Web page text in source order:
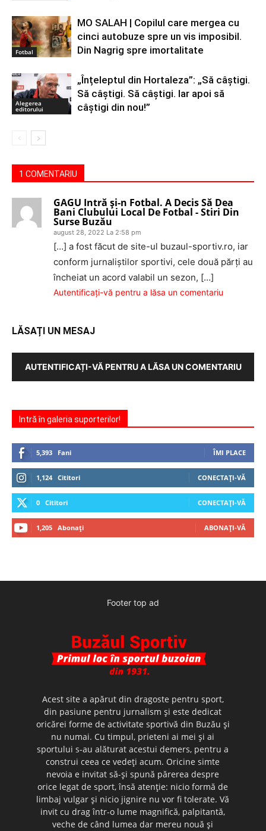
Fotbal
MO SALAH | Copilul care mergea cu
cinci autobuze spre un vis imposibil.
Din Nagrig spre imortalitate
Alegerea
editorului
„Înțeleptul din Hortaleza”: „Să câștigi.
Să câștigi. Să câștigi. Iar apoi să
câștigi din nou!”
1 COMENTARIU
GAGU Intră și-n Fotbal. A Decis Să Dea
Bani Clubului Local De Fotbal - Stiri Din
Surse Buzău
august 28, 2022 La 2:58 pm
[…] a fost făcut de site-ul buzaul-sportiv.ro, iar
conform jurnaliștilor sportivi, cele două părţi au
încheiat un acord valabil un sezon, […]
Autentificați-vă pentru a lăsa un comentariu
LĂSAȚI UN MESAJ
AUTENTIFICAȚI-VĂ PENTRU A LĂSA UN COMENTARIU
Intră în galeria suporterilor!
5,393 Fani ÎMI PLACE
1,124 Cititori CONECTAȚI-VĂ
0 Cititori CONECTAȚI-VĂ
1,205 Abonați ABONAȚI-VĂ
Footer top ad
Acest site a apărut din dragoste pentru sport,
din pasiune pentru jurnalism şi este dedicat
oricărei forme de activitate sportivă din Buzău şi
nu numai. Cu timpul, prieteni ai mei şi ai
sportului s-au alăturat acestui demers, pentru a
construi ceea ce vedeţi acum. Oricine simte
nevoia e invitat să-şi spună părerea despre
orice legat de sport, însă atenţie: nicio formă de
limbaj vulgar şi nicio jignire nu vor fi tolerate. Vă
invit cu drag într-o lume magnifică, palpitantă,
veche de când lumea dar mereu nouă şi